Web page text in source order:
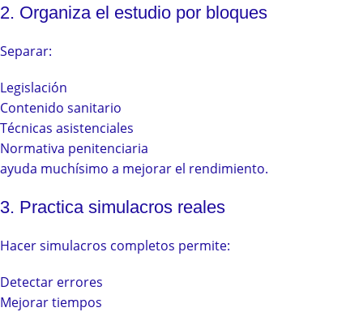
2. Organiza el estudio por bloques
Separar:
Legislación
Contenido sanitario
Técnicas asistenciales
Normativa penitenciaria
ayuda muchísimo a mejorar el rendimiento.
3. Practica simulacros reales
Hacer simulacros completos permite:
Detectar errores
Mejorar tiempos